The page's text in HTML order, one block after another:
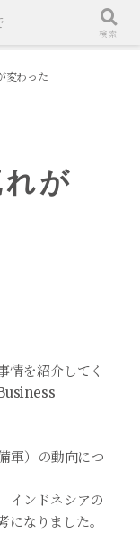
変わった
れが
情を紹介してく
軍）の動向につ
インドネシアの
なりました。
検索